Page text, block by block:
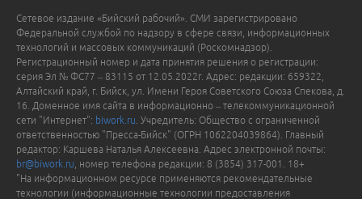
Сетевое издание «Бийский рабочий». СМИ зарегистрировано
Федеральной службой по надзору в сфере связи, информационных
технологий и массовых коммуникаций (Роскомнадзор).
Регистрационный номер и дата принятия решения о регистрации:
серия Эл № ФС77 – 83115 от 12.05.2022г. Адрес: редакции: 659322,
Алтайский край, г. Бийск, ул. Имени Героя Советского Союза Спекова, д.
16. Доменное имя сайта в информационно – телекоммуникационной
сети "Интернет": biwork.ru . Учредитель: Общество с ограниченной
ответственностью "Пресса-Бийск" (ОГРН 1062204039864). Главный
редактор: Каршева Наталья Алексеевна. Адрес электронной почты:
br@biwork.ru , номер телефона редакции: 8 (3854) 317-001. 18+
"На информационном ресурсе применяются рекомендательные
технологии (информационные технологии предоставления